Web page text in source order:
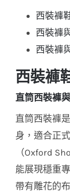
西裝褲
西裝褲
西裝褲
西裝褲
直筒西裝褲
直筒西裝褲
身，適合正
（Oxford
能展現穩重
帶有雕花的